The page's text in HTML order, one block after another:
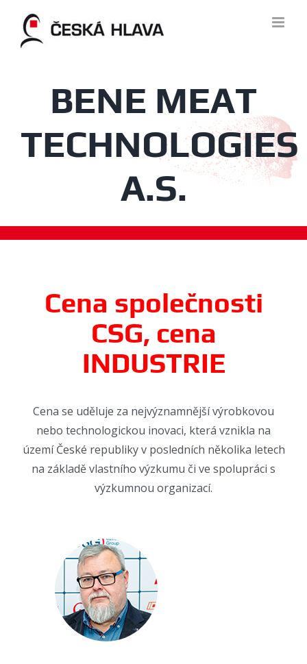
content
BENE MEAT
TECHNOLOGIES
A.S.
Cena společnosti
CSG, cena
INDUSTRIE
Cena se uděluje za nejvýznamnější výrobkovou
nebo technologickou inovaci, která vznikla na
území České republiky v posledních několika letech
na základě vlastního výzkumu či ve spolupráci s
výzkumnou organizací.